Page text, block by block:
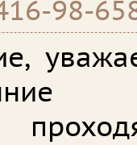
98-